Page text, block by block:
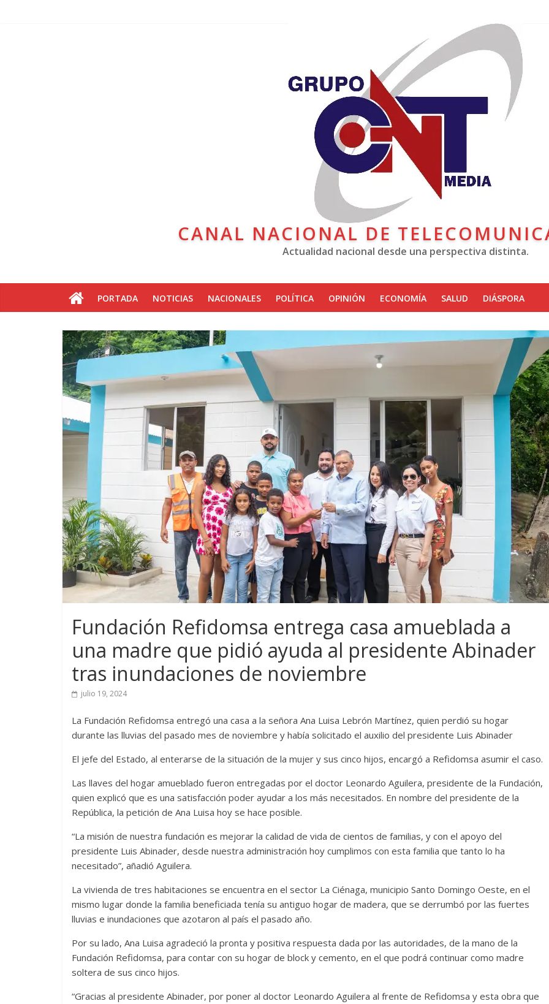
CANAL NACIONAL DE
Actualidad nacional desde una perspectiva distinta.
PORTADA NOTICIAS NACIONALES POLÍTICA OPINIÓN ECONOMÍA SALUD DIÁSPORA
Fundación Refidomsa entrega casa amueblada a
una madre que pidió ayuda al presidente Abinader
tras inundaciones de noviembre
julio 19, 2024
La Fundación Refidomsa entregó una casa a la señora Ana Luisa Lebrón Martínez, quien perdió su hogar
durante las lluvias del pasado mes de noviembre y había solicitado el auxilio del presidente Luis Abinader
El jefe del Estado, al enterarse de la situación de la mujer y sus cinco hijos, encargó a Refidomsa asumir el caso.
Las llaves del hogar amueblado fueron entregadas por el doctor Leonardo Aguilera, presidente de la Fundación,
quien explicó que es una satisfacción poder ayudar a los más necesitados. En nombre del presidente de la
República, la petición de Ana Luisa hoy se hace posible.
“La misión de nuestra fundación es mejorar la calidad de vida de cientos de familias, y con el apoyo del
presidente Luis Abinader, desde nuestra administración hoy cumplimos con esta familia que tanto lo ha
necesitado”, añadió Aguilera.
La vivienda de tres habitaciones se encuentra en el sector La Ciénaga, municipio Santo Domingo Oeste, en el
mismo lugar donde la familia beneficiada tenía su antiguo hogar de madera, que se derrumbó por las fuertes
lluvias e inundaciones que azotaron al país el pasado año.
Por su lado, Ana Luisa agradeció la pronta y positiva respuesta dada por las autoridades, de la mano de la
Fundación Refidomsa, para contar con su hogar de block y cemento, en el que podrá continuar como madre
soltera de sus cinco hijos.
“Gracias al presidente Abinader, por poner al doctor Leonardo Aguilera al frente de Refidomsa y esta obra que